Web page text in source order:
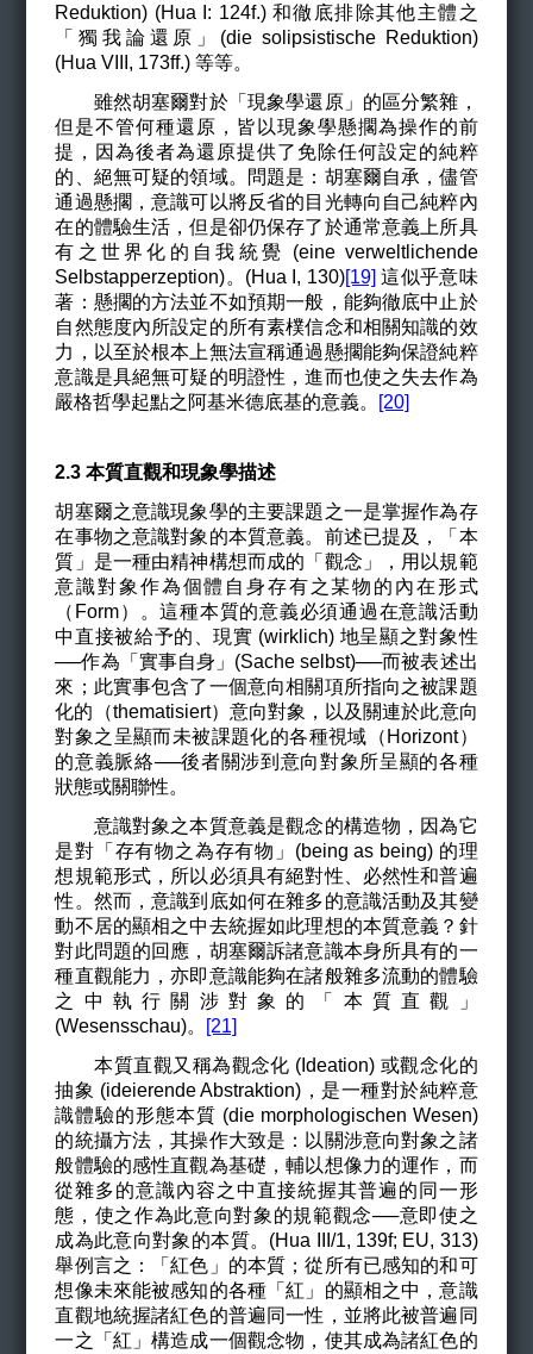
Reduktion) (Hua I: 124f.) 和徹底排除其他主體之
「獨我論還原」(die solipsistische Reduktion)
(Hua VIII, 173ff.)等等。
雖然胡塞爾對於「現象學還原」的區分繁雜，
但是不管何種還原，皆以現象學懸擱為操作的前
提，因為後者為還原提供了免除任何設定的純粹
的、絕無可疑的領域。問題是： 胡塞爾自承，儘管
通過懸擱，意識可以將反省的目光轉向自己純粹內
在的體驗生活，但是卻仍保存了於通常意義上所具
有之世界化的自我統覺 (eine verweltlichende
Selbstapperzeption)。(Hua I, 130)[19] 這似乎意味
著：懸擱的方法並不如預期一般，能夠徹底中止於
自然態度內所設定的所有素樸信念和相關知識的效
力，以至於根本上無法宣稱通過懸擱能夠保證純粹
意識是具絕無可疑的明證性，進而也使之失去作為
嚴格哲學起點之阿基米德底基的意義。 [20]
2.3本質直觀和現象學描述
胡塞爾之意識現象學的主要課題之一是掌握作為存
在事物之意識對象的本質意義。前述已提及，
「本
質」是一種由精神構想而成的「觀念」
，用以規範
意識對象作為個體自身存有之某物的內在形式
（Form）。這種本質的意義必須通過在意識活動
中直接被給予的、現實 (wirklich) 地呈顯之對象性
──作為「實事自身」(Sache selbst)──而被表述出
來；此實事包含了一個意向相關項所指向之被課題
化的（thematisiert）意向對象，以及關連於此意向
對象之呈顯而未被課題化的各種視域（Horizont）
的意義脈絡──後者關涉到意向對象所呈顯的各種
狀態或關聯性。
意識對象之本質意義是觀念的構造物，因為它
是對「存有物之為存有物」(being as being) 的理
想規範形式，所以必須具有絕對性、必然性和普遍
性。然而，意識到底如何在雜多的意識活動及其變
動不居的顯相之中去統握如此理想的本質意義？針
對此問題的回應，胡塞爾訴諸意識本身所具有的一
種直觀能力，亦即意識能夠在諸般雜多流動的體驗
之中執行關涉對象的「本質直觀」
(Wesensschau)。 [21]
本質直觀又稱為觀念化 (Ideation) 或觀念化的
抽象 (ideierende Abstraktion)，是一種對於純粹意
識體驗的形態本質 (die morphologischen Wesen)
的統攝方法，其操作大致是：以關涉意向對象之諸
般體驗的感性直觀為基礎，輔以想像力的運作，而
從雜多的意識內容之中直接統握其普遍的同一形
態，使之作為此意向對象的規範觀念──意即使之
成為此意向對象的本質。(Hua III/1, 139f; EU, 313)
舉例言之：「紅色」的本質；從所有已感知的和可
想像未來能被感知的各種「紅」的顯相之中，意識
直觀地統握諸紅色的普遍同一性，並將此被普遍同
一之「紅」構造成一個觀念物，使其成為諸紅色的